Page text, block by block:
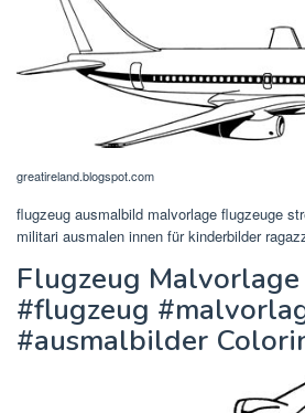
greatireland.blogspot.com
flugzeug ausmalbild malvorlage flugzeuge
militari ausmalen innen für kinderbilder
Flugzeug
#flugzeug
#ausmalbilder